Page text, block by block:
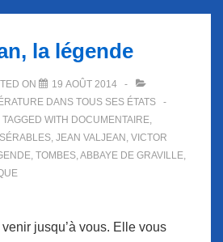
la légende
ON
19 AOÛT 2014
DANS TOUS SES ÉTATS
TAGGED WITH DOCUMENTAIRE,
, JEAN VALJEAN , VICTOR
, TOMBES,ABBAYE DE GRAVILLE,
jusqu’à vous. Elle vous